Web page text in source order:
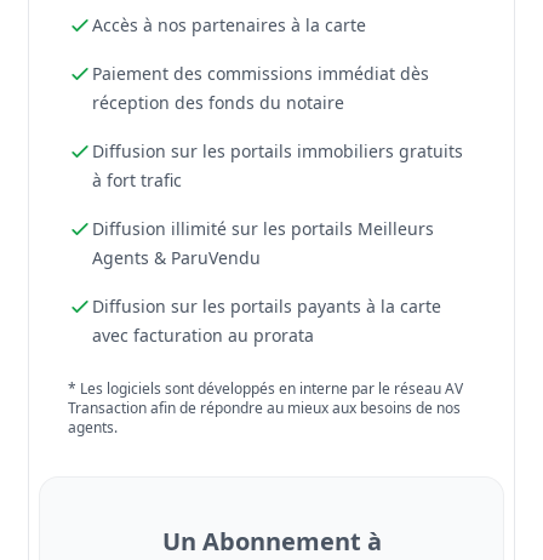
Accès à nos partenaires à la carte
Paiement des commissions immédiat dès
réception des fonds du notaire
Diffusion sur les portails immobiliers gratuits
à fort trafic
Diffusion illimité sur les portails Meilleurs
Agents & ParuVendu
Diffusion sur les portails payants à la carte
avec facturation au prorata
* Les logiciels sont développés en interne par le réseau AV
Transaction afin de répondre au mieux aux besoins de nos
agents.
Un Abonnement à